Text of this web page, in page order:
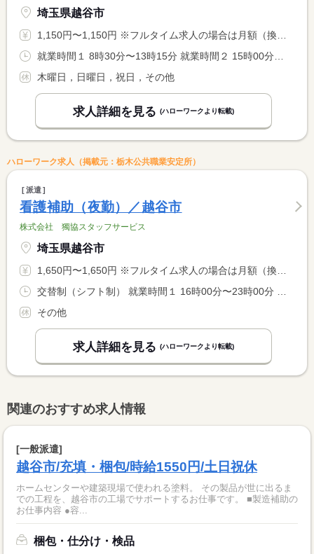
埼玉県越谷市
1,150円〜1,150円 ※フルタイム求人の場合は月額（換算額）、パート求人の場合は時間額を表示しています。
木曜日，日曜日，祝日，その他
求人詳細を見る (ハローワークより転載)
ハローワーク求人（掲載元：栃木公共職業安定所）
派遣
看護補助（夜勤）／越谷市
株式会社 獨協スタッフサービス
埼玉県越谷市
1,650円〜1,650円 ※フルタイム求人の場合は月額（換算額）、パート求人の場合は時間額を表示しています。
その他
求人詳細を見る (ハローワークより転載)
関連のおすすめ求人情報
[一般派遣]
越谷市/充填・梱包/時給1550円/土日祝休
ホームセンターや建築現場で使われる塗料。 その製品が世に出るま
での工程を、越谷市の工場でサポートするお仕事です。 ■製造補助の
お仕事内容 ●容...
梱包・仕分け・検品